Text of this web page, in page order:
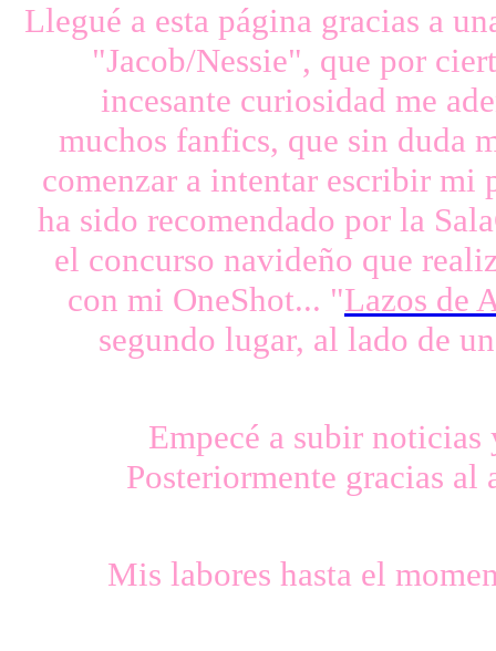
Llegué a esta página gracias a
"Jacob/Nessie", que por
incesante curiosidad me
muchos fanfics, que sin duda
comenzar a intentar escribir
ha sido recomendado por la
el concurso navideño que
con mi OneShot... "Lazos de
segundo lugar, al lado de
Empecé a subir
Posteriormente gracias
Mis labores hasta el